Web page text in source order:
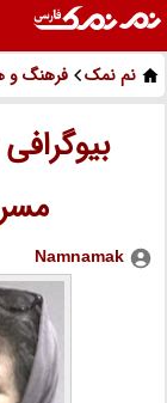
نم نمک فرهنگ و
Namnamak